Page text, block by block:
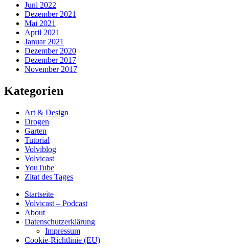
Juni 2022
Dezember 2021
Mai 2021
April 2021
Januar 2021
Dezember 2020
Dezember 2017
November 2017
Kategorien
Art & Design
Drogen
Garten
Tutorial
Volviblog
Volvicast
YouTube
Zitat des Tages
Startseite
Volvicast – Podcast
About
Datenschutzerklärung
Impressum
Cookie-Richtlinie (EU)